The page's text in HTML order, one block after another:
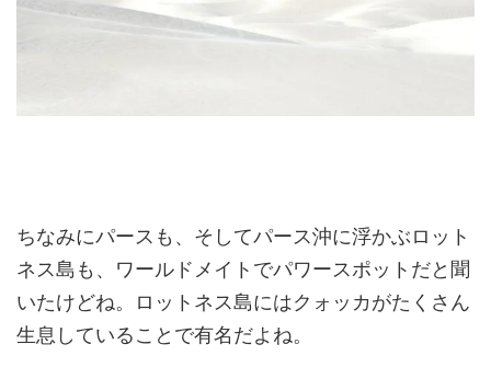
ちなみにパースも、そしてパース沖に浮かぶロット
ネス島も、ワールドメイトでパワースポットだと聞
いたけどね。ロットネス島にはクォッカがたくさん
生息していることで有名だよね。